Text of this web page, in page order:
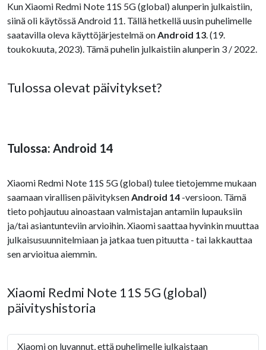
Kun Xiaomi Redmi Note 11S 5G (global) alunperin julkaistiin,
siinä oli käytössä Android 11. Tällä hetkellä uusin puhelimelle
saatavilla oleva käyttöjärjestelmä onAndroid 13. (19.
toukokuuta, 2023). Tämä puhelin julkaistiin alunperin 3 / 2022.
Tulossa olevat päivitykset?
Tulossa: Android 14
Xiaomi Redmi Note 11S 5G (global) tulee tietojemme mukaan
saamaan virallisen päivityksenAndroid 14 -versioon. Tämä
tieto pohjautuu ainoastaan valmistajan antamiin lupauksiin
ja/tai asiantunteviin arvioihin. Xiaomi saattaa hyvinkin muuttaa
julkaisusuunnitelmiaan ja jatkaa tuen pituutta - tai lakkauttaa
sen arvioitua aiemmin.
Xiaomi Redmi Note 11S 5G (global)
päivityshistoria
Xiaomi on luvannut, että puhelimelle julkaistaan